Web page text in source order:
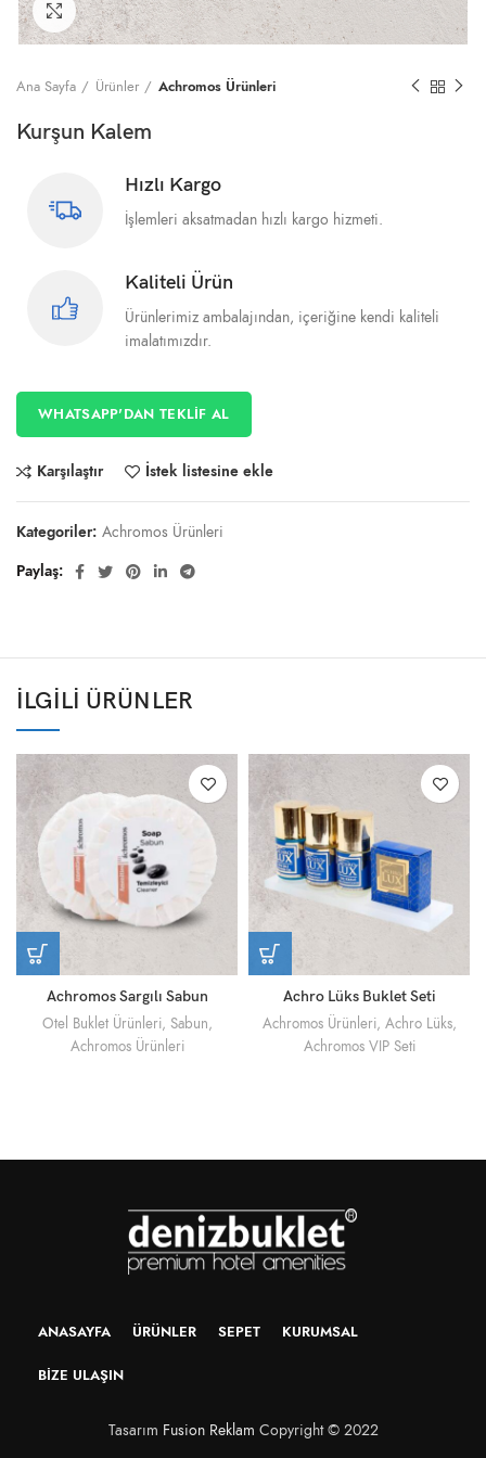
Büyütmek için tıklayın
Ana Sayfa Ürünler Achromos Ürünleri
Kurşun Kalem
Hızlı Kargo
İşlemleri aksatmadan hızlı kargo hizmeti.
Kaliteli Ürün
Ürünlerimiz ambalajından, içeriğine kendi kaliteli
imalatımızdır.
WHATSAPP'DAN TEKLİF AL
Karşılaştır İstek listesine ekle
Kategoriler: Achromos Ürünleri
Paylaş
İLGILI ÜRÜNLER
Achromos Sargılı Sabun
Otel Buklet Ürünleri, Sabun,
Achromos Ürünleri
Achro Lüks Buklet Seti
Achromos Ürünleri, Achro Lüks,
Achromos VIP Seti
ANASAYFA ÜRÜNLER SEPET KURUMSAL
BIZE ULAŞIN
Tasarım Fusion Reklam Copyright © 2022